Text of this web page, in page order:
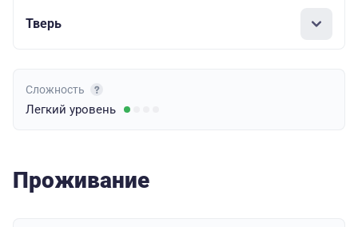
Тверь
Сложность
Легкий уровень
Проживание